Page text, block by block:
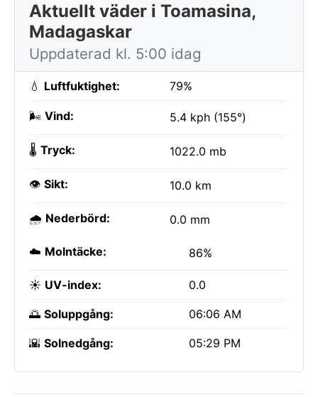
Aktuellt väder i Toamasina,
Madagaskar
Uppdaterad kl. 5:00 idag
💧 Luftfuktighet: 79%
🌬️ Vind: 5.4 kph (155°)
🌡️ Tryck: 1022.0 mb
👁️ Sikt: 10.0 km
🌧️ Nederbörd: 0.0 mm
☁️ Molntäcke: 86%
☀️ UV-index: 0.0
🌅 Soluppgång: 06:06 AM
🌇 Solnedgång: 05:29 PM